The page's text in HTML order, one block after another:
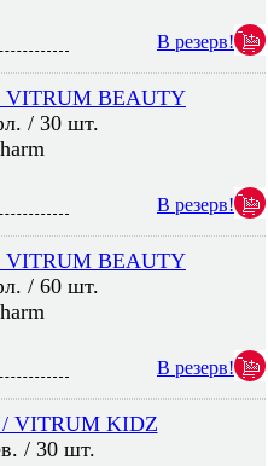
В резерв!
BEAUTY
/ 30 шт.
В резерв!
BEAUTY
/ 60 шт.
В резерв!
KIDZ
/ 30 шт.